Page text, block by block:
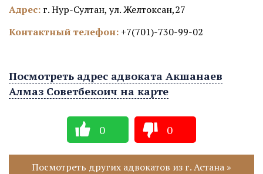
Адрес: г. Нур-Султан, ул. Желтоксан,27
Контактный телефон: +7(701)-730-99-02
Посмотреть адрес адвоката Акшанаев
Алмаз Советбекоич на карте
0 0
Посмотреть других адвокатов из г. Астана »